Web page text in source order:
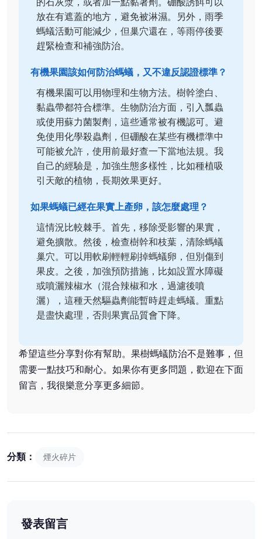
放在有遮蓋的地方，避免被淋濕。另外，雨季
螞蟻活動可能減少，但巢穴還在，等雨停後要
趕緊檢查和補強防治。
有機果園該如何防治螞蟻，又不違反認證標準？
有機果園可以用物理和生物方法。樹幹塗白、
黏蟲帶都符合標準。生物防治方面，引入瓢蟲
或使用蘇力菌製劑，這些通常被有機認可。避
免使用化學殺蟲劑，但硼酸在某些有機標準中
可能被允許，使用前最好查一下當地法規。我
自己的經驗是，加強生態多樣性，比如種植吸
引天敵的植物，長期效果更好。
如果螞蟻已經在果實上產卵，該怎麼處理？
這情況比較棘手。首先，移除受影響的果實，
避免擴散。然後，檢查樹幹和枝葉，清除螞蟻
巢穴。可以用軟刷輕輕刷掉螞蟻卵，但別傷到
果皮。之後，加強預防措施，比如設置水障礙
或噴灑辣椒水（混合辣椒和水，過濾後噴
灑），這種天然驅蟲劑能暫時趕走螞蟻。重點
是盡快處理，否則果實品質會下降。
希望這些分享對你有幫助。果樹螞蟻防治不是難事，但
需要一點技巧和耐心。如果你有更多問題，歡迎在下面
留言，我很樂意分享更多細節。
分類： 煙火碎片
發表留言